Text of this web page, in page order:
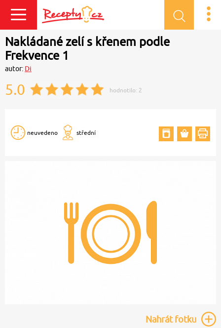
Přihlásit se
Nakládané zelí s křenem podle
Frekvence 1
autor: Di
5.0 hodnotilo: 2
neuvedeno střední
Nahrátfotku